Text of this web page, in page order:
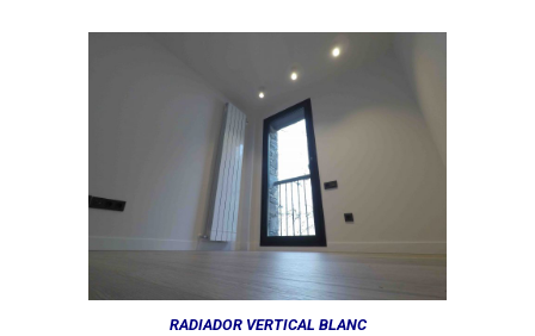
RADIADOR VERTICAL BLANC